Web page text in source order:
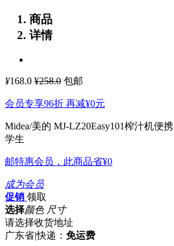
商品
详情
¥168.0 ¥258.0 包邮
会员专享96折 再减¥0元
Midea/美的 MJ-LZ20Easy101榨汁机便
学生
邮特惠会员，此商品省¥0
成为会员
促销 领取
选择颜色 尺寸
请选择收货地址
广东省|快递： 免运费